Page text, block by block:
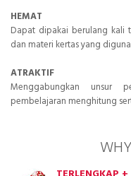
HEMAT
Dapat dipakai berulang kali
dan materi kertas yang
ATRAKTIF
Menggabungkan unsur
pembelajaran menghitung